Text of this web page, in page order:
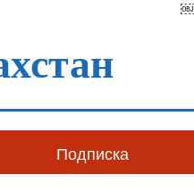
￼
Подписка